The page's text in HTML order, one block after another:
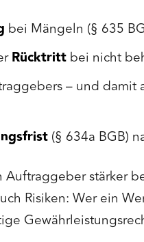
bei Mängeln (§ 635
Rücktritt bei nicht
– und damit
(§ 634a BGB)
Auftraggeber stärker
Risiken: Wer ein